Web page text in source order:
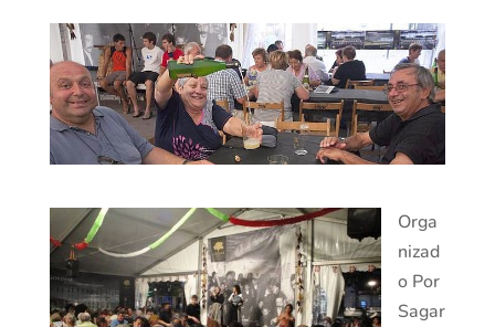
Orga
nizad
o Por
Sagar